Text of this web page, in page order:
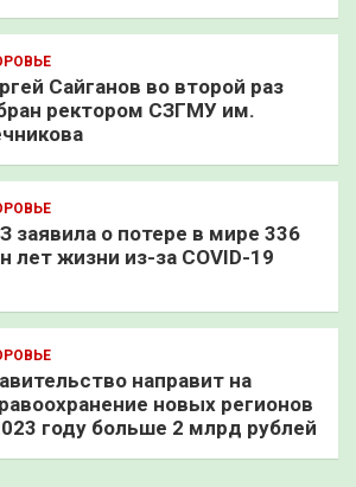
Сайганов во второй раз
ректором СЗГМУ им.
заявила о потере в мире 336
лет жизни из-за COVID-19
направит на
новых регионов
году больше 2 млрд рублей